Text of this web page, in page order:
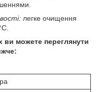
легке очищення
ви можете переглянути